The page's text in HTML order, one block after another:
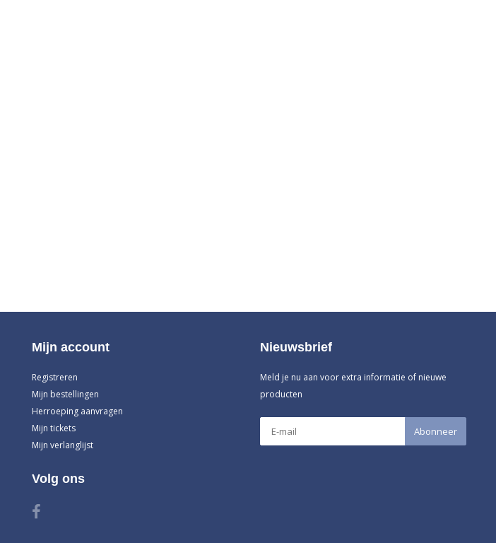
Mijn account
Registreren
Mijn bestellingen
Herroeping aanvragen
Mijn tickets
Mijn verlanglijst
Volg ons
Nieuwsbrief
Meld je nu aan voor extra informatie of nieuwe
producten
Abonneer